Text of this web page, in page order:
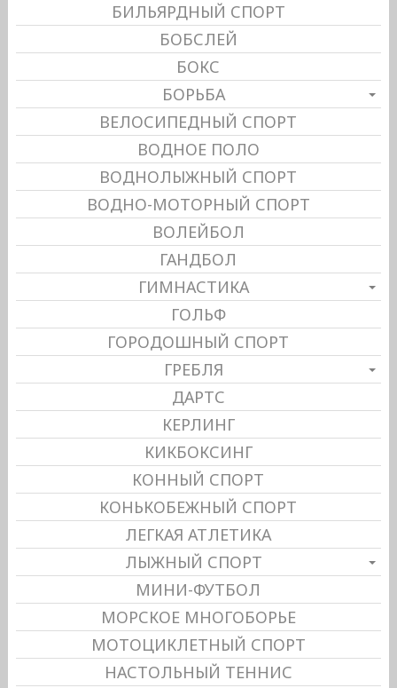
БИЛЬЯРДНЫЙ СПОРТ
БОБСЛЕЙ
БОКС
БОРЬБА
ВЕЛОСИПЕДНЫЙ СПОРТ
ВОДНОЕ ПОЛО
ВОДНОЛЫЖНЫЙ СПОРТ
ВОДНО-МОТОРНЫЙ СПОРТ
ВОЛЕЙБОЛ
ГАНДБОЛ
ГИМНАСТИКА
ГОЛЬФ
ГОРОДОШНЫЙ СПОРТ
ГРЕБЛЯ
ДАРТС
КЕРЛИНГ
КИКБОКСИНГ
КОННЫЙ СПОРТ
КОНЬКОБЕЖНЫЙ СПОРТ
ЛЕГКАЯ АТЛЕТИКА
ЛЫЖНЫЙ СПОРТ
МИНИ-ФУТБОЛ
МОРСКОЕ МНОГОБОРЬЕ
МОТОЦИКЛЕТНЫЙ СПОРТ
НАСТОЛЬНЫЙ ТЕННИС